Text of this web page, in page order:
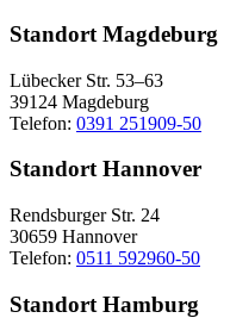
Standort Magdeburg
Lübecker Str. 53–63
39124 Magdeburg
Telefon: 0391 251909-50
Standort Hannover
Rendsburger Str. 24
30659 Hannover
Telefon: 0511 592960-50
Standort Hamburg